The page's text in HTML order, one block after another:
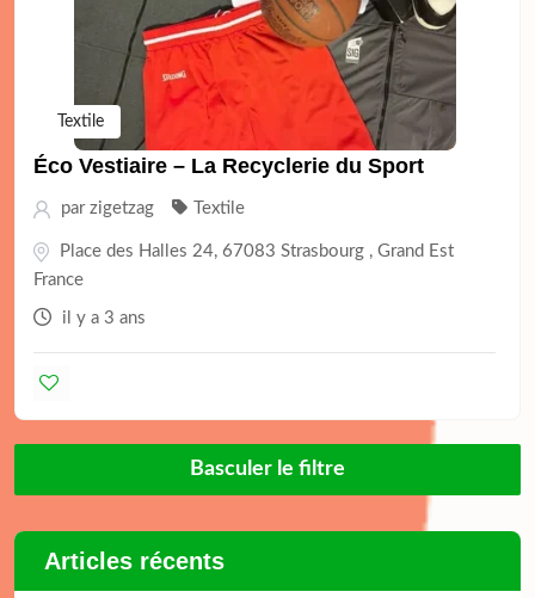
Textile
Éco Vestiaire – La Recyclerie du Sport
par zigetzag Textile
Place des Halles 24, 67083 Strasbourg , Grand Est
France
il y a 3 ans
Basculer le filtre
Articles récents